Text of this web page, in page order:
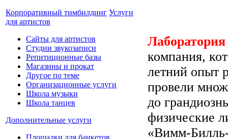
Корпоративный тимбилдинг Услуги
для артистов
Сайты для артистов
Студии звукозаписи
Репитиционные базы
Магазины и прокат
Другое по теме
Организационные услуги
Школа музыки
Школа танцев
Дополнительные услуги
Площадки для банкетов
компания,
летний опыт
провели
до
физические
«Вимм-